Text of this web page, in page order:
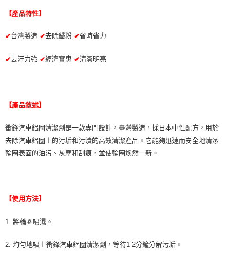
【產品特性】
✔台灣製造 ✔去除鐵粉 ✔省時省力
✔去汙力強 ✔經濟實惠 ✔清潔明亮
【產品敘述】
衝鋒汽車鋁圈清潔劑是一款專門設計，臺灣製造，採日本中性配方，用於
去除汽車鋁圈上的污垢和污漬的高效清潔產品。它能夠迅速而安全地清潔
輪圈表面的油污、灰塵和刮痕，並使輪圈煥然一新。
【使用方法】
1. 將輪圈噴濕。
2. 均勻地噴上衝鋒汽車鋁圈清潔劑，等待1-2分鐘分解污垢。